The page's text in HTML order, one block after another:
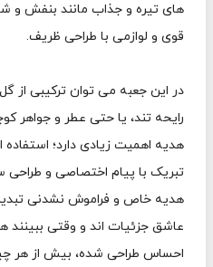
های تیره و جذاب مانند بنفش و
قوی و لوازمی با طراحی ظریف.
در این جعبه می توان ترکیبی از
رایحه تند، یا حتی عطر و جواهر
هدیه اهمیت زیادی دارد؛
تبریک با پیام اختصاصی و طراحی
هدیه خاص و فراموش نشدنی
عاشق جزئیات اند و وقتی
احساس طراحی شده، بیش از هر